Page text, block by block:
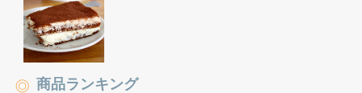
商品ランキング